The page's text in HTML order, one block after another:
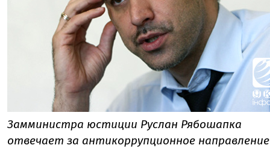
Замминистра юстиции Руслан Рябошапка
отвечает за антикоррупционное